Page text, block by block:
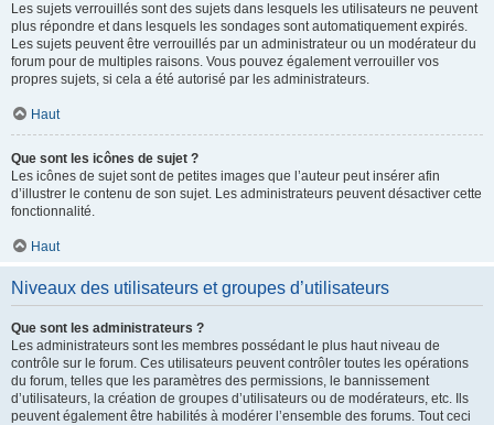
Les sujets verrouillés sont des sujets dans lesquels les utilisateurs ne peuvent
plus répondre et dans lesquels les sondages sont automatiquement expirés.
Les sujets peuvent être verrouillés par un administrateur ou un modérateur du
forum pour de multiples raisons. Vous pouvez également verrouiller vos
propres sujets, si cela a été autorisé par les administrateurs.
Haut
Que sont les icônes de sujet ?
Les icônes de sujet sont de petites images que l’auteur peut insérer afin
d’illustrer le contenu de son sujet. Les administrateurs peuvent désactiver cette
fonctionnalité.
Haut
Niveaux des utilisateurs et groupes d’utilisateurs
Que sont les administrateurs ?
Les administrateurs sont les membres possédant le plus haut niveau de
contrôle sur le forum. Ces utilisateurs peuvent contrôler toutes les opérations
du forum, telles que les paramètres des permissions, le bannissement
d’utilisateurs, la création de groupes d’utilisateurs ou de modérateurs, etc. Ils
peuvent également être habilités à modérer l’ensemble des forums. Tout ceci